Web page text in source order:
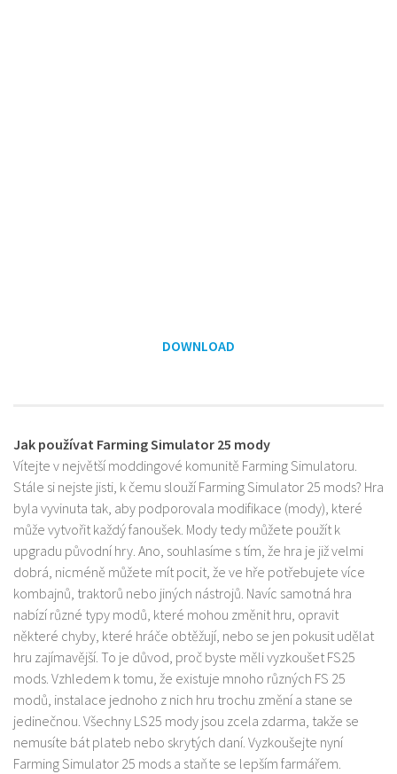
DOWNLOAD
Jak používat Farming Simulator 25 mody
Vítejte v největší moddingové komunitě Farming Simulatoru.
Stále si nejste jisti, k čemu slouží Farming Simulator 25 mods? Hra
byla vyvinuta tak, aby podporovala modifikace (mody), které
může vytvořit každý fanoušek. Mody tedy můžete použít k
upgradu původní hry. Ano, souhlasíme s tím, že hra je již velmi
dobrá, nicméně můžete mít pocit, že ve hře potřebujete více
kombajnů, traktorů nebo jiných nástrojů. Navíc samotná hra
nabízí různé typy modů, které mohou změnit hru, opravit
některé chyby, které hráče obtěžují, nebo se jen pokusit udělat
hru zajímavější. To je důvod, proč byste měli vyzkoušet FS25
mods. Vzhledem k tomu, že existuje mnoho různých FS 25
modů, instalace jednoho z nich hru trochu změní a stane se
jedinečnou. Všechny LS25 mody jsou zcela zdarma, takže se
nemusíte bát plateb nebo skrytých daní. Vyzkoušejte nyní
Farming Simulator 25 mods a staňte se lepším farmářem.